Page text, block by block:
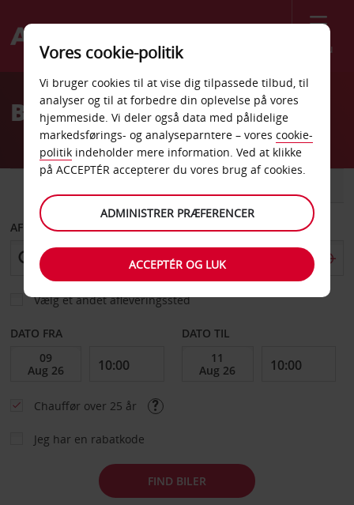
Menu
Welcome
AvisBilleje Michigan Lufthavn
AFHENT FRA
Vælg et andet afleveringssted
DATO FRA DATO TIL
Chauffør over 25 år
Jeg har en rabatkode
FIND BILER
Vores cookie-politik
Vi bruger cookies til at vise dig tilpassede tilbud, til
analyser og til at forbedre din oplevelse på vores
hjemmeside. Vi deler også data med pålidelige
markedsførings- og analyseparntere – vores cookie-
politik indeholder mere information. Ved at klikke
på ACCEPTÉR accepterer du vores brug af cookies.
ADMINISTRER PRÆFERENCER
ACCEPTÉR OG LUK